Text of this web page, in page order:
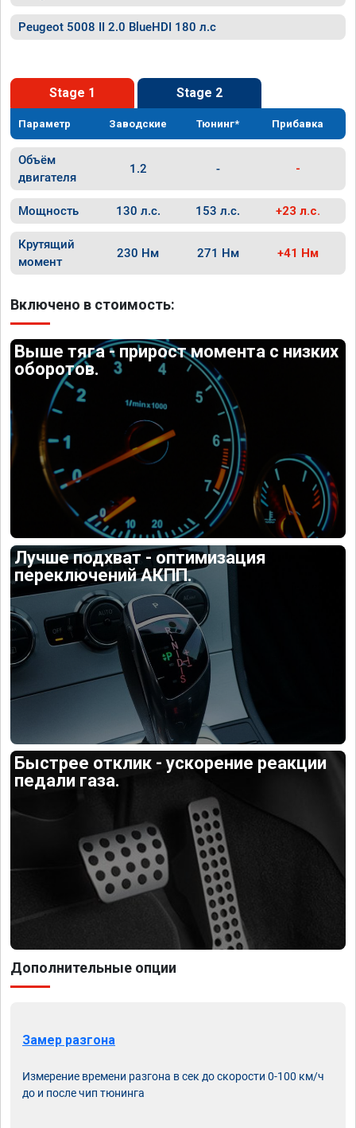
Peugeot 5008 II 2.0 BlueHDI 180 л.с
Stage 1 Stage 2
Параметр Заводские Тюнинг* Прибавка
Объём
двигателя
1.2 - -
Мощность 130 л.с. 153 л.с. +23 л.с.
Крутящий
момент
230 Нм 271 Нм +41 Нм
Включено в стоимость:
Выше тяга - прирост момента с низких
оборотов.
Лучше подхват - оптимизация
переключений АКПП.
Быстрее отклик - ускорение реакции
педали газа.
Дополнительные опции
Замер разгона
Измерение времени разгона в сек до скорости 0-100 км/ч
до и после чип тюнинга